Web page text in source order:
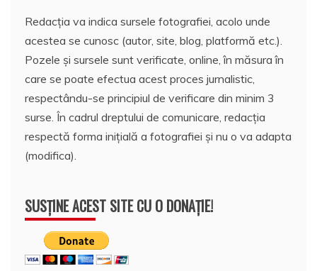
Redacția va indica sursele fotografiei, acolo unde
acestea se cunosc (autor, site, blog, platformă etc.).
Pozele și sursele sunt verificate, online, în măsura în
care se poate efectua acest proces jurnalistic,
respectându-se principiul de verificare din minim 3
surse. În cadrul dreptului de comunicare, redacția
respectă forma inițială a fotografiei și nu o va adapta
(modifica).
SUSȚINE ACEST SITE CU O DONAȚIE!